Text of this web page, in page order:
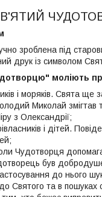
зроблена під
друк із символом
моліють
і моряків. Свята ще
Миколай змігтав
з Олександрії;
і дітей.
Чудотворця
був
до нього
Святого та в пошуках